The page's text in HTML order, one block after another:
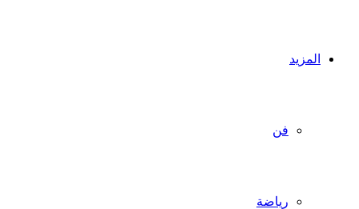
المزيد
فن
رياضة